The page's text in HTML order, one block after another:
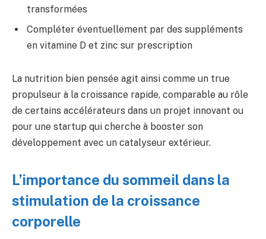
transformées
Compléter éventuellement par des suppléments
en vitamine D et zinc sur prescription
La nutrition bien pensée agit ainsi comme un true
propulseur à la croissance rapide, comparable au rôle
de certains accélérateurs dans un projet innovant ou
pour une startup qui cherche à booster son
développement avec un catalyseur extérieur.
L’importance du sommeil dans la
stimulation de la croissance
corporelle